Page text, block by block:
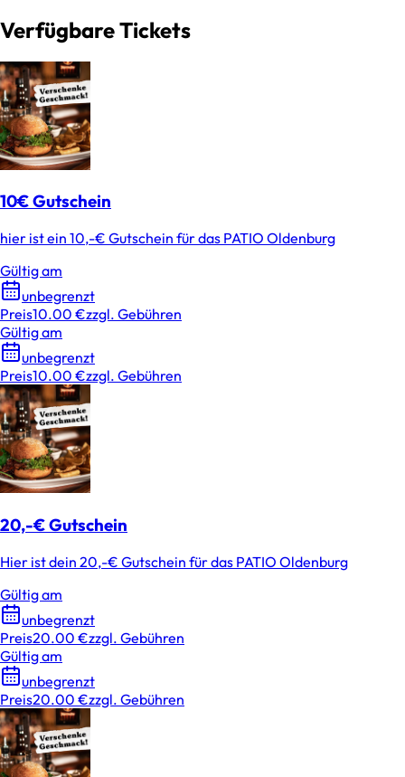
Verfügbare Tickets
10€ Gutschein
hier ist ein 10,-€ Gutschein für das PATIO Oldenburg
Gültig am
unbegrenzt
Preis10.00 €zzgl. Gebühren
Gültig am
unbegrenzt
Preis10.00 €zzgl. Gebühren
20,-€ Gutschein
Hier ist dein 20,-€ Gutschein für das PATIO Oldenburg
Gültig am
unbegrenzt
Preis20.00 €zzgl. Gebühren
Gültig am
unbegrenzt
Preis20.00 €zzgl. Gebühren